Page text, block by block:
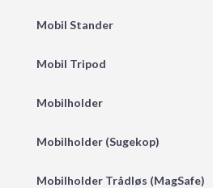
Mobil Stander
Mobil Tripod
Mobilholder
Mobilholder (Sugekop)
Mobilholder Trådløs (MagSafe)